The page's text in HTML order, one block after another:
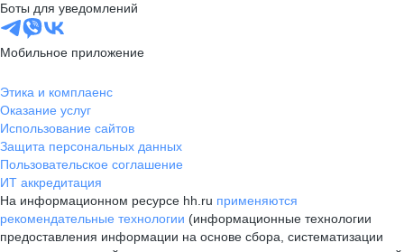
Боты для уведомлений
Мобильное приложение
Этика и комплаенс
Оказание услуг
Использование сайтов
Защита персональных данных
Пользовательское соглашение
ИТ аккредитация
На информационном ресурсе hh.ru применяются
рекомендательные технологии (информационные технологии
предоставления информации на основе сбора, систематизации